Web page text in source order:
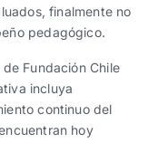
finalmente no
pedagógico.
Fundación Chile
incluya
continuo del
hoy